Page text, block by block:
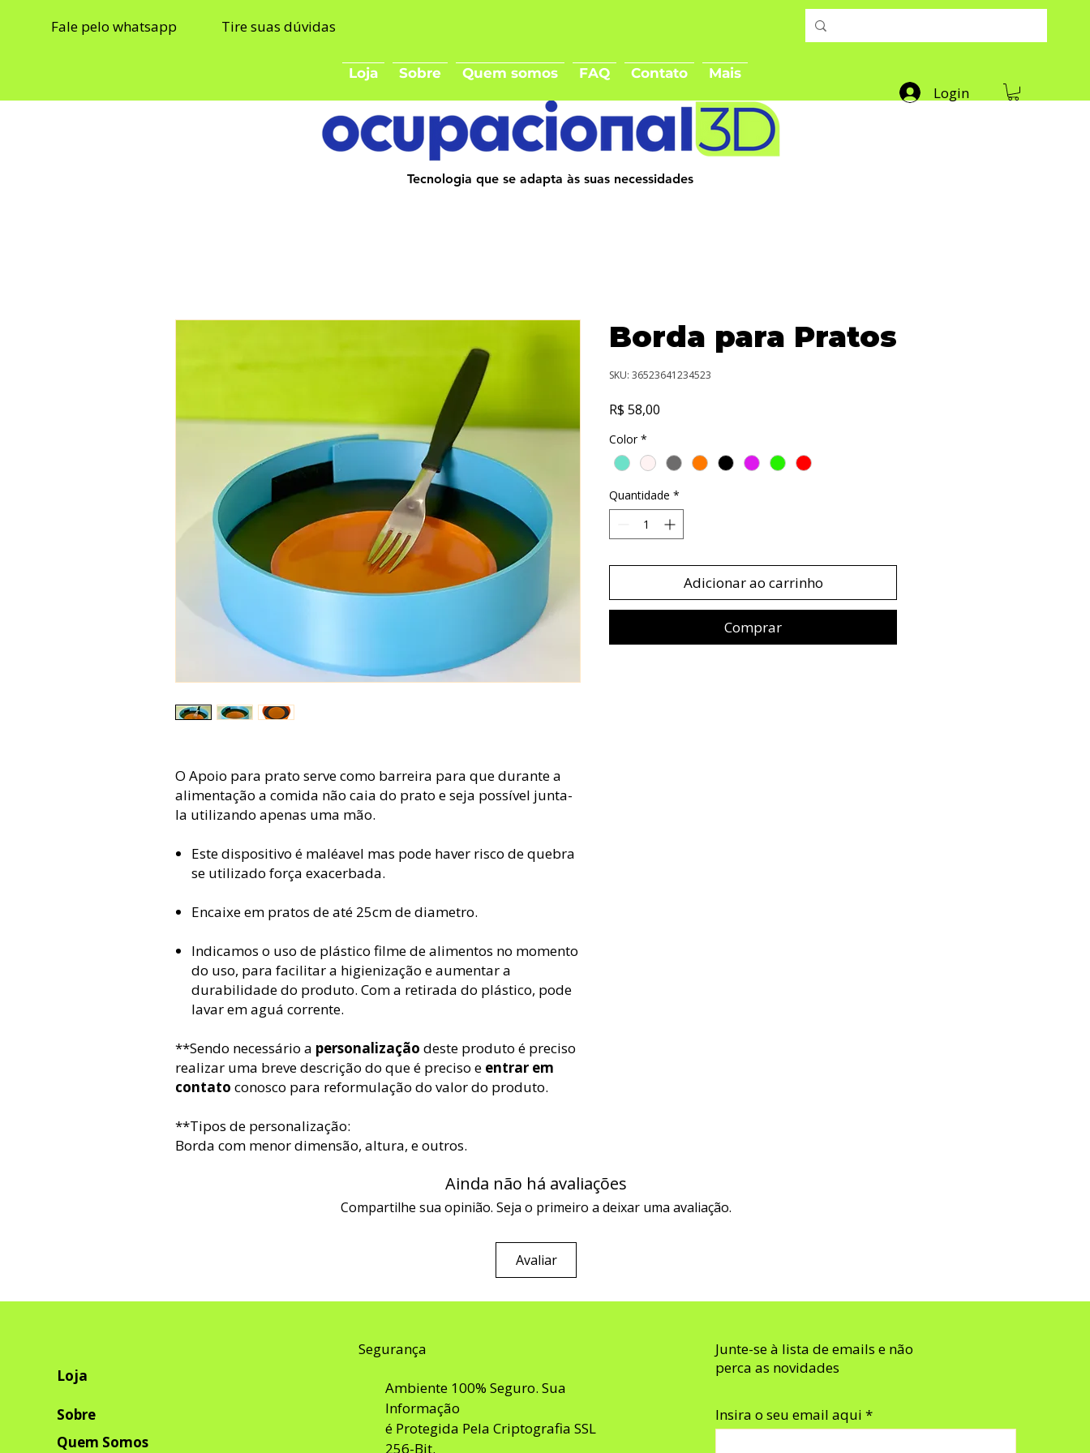
Fale pelo whatsapp Tire suas dúvidas
Login
Loja Sobre Quem somos FAQ Contato Mais
Tecnologia que se adapta às suas necessidades
O Apoio para prato serve como barreira para que durante a
alimentação a comida não caia do prato e seja possível junta-
la utilizando apenas uma mão.
Este dispositivo é maléavel mas pode haver risco de quebra
se utilizado força exacerbada.
Encaixe em pratos de até 25cm de diametro.
Indicamos o uso de plástico filme de alimentos no momento
do uso, para facilitar a higienização e aumentar a
durabilidade do produto. Com a retirada do plástico, pode
lavar em aguá corrente.
**Sendo necessário a personalização deste produto é preciso
realizar uma breve descrição do que é preciso e entrar em
contato conosco para reformulação do valor do produto.
**Tipos de personalização:
Borda com menor dimensão, altura, e outros.
Borda para Pratos
SKU: 36523641234523
R$ 58,00
Color *
Quantidade *
Adicionar ao carrinho
Comprar
Ainda não há avaliações
Compartilhe sua opinião. Seja o primeiro a deixar uma avaliação.
Avaliar
Loja
Sobre
Quem Somos
Segurança
Ambiente 100% Seguro. Sua
Informação
é Protegida Pela Criptografia SSL
256-Bit.
Junte-se à lista de emails e não
perca as novidades
Insira o seu email aqui